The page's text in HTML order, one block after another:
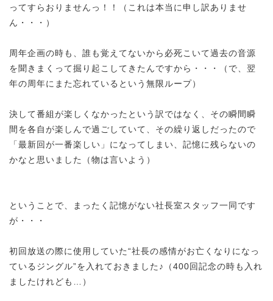
ってすらおりませんっ！！（これは本当に申し訳ありませ
ん・・・）
周年企画の時も、誰も覚えてないから必死こいて過去の音源
を聞きまくって掘り起こしてきたんですから・・・（で、翌
年の周年にまた忘れているという無限ループ）
決して番組が楽しくなかったという訳ではなく、その瞬間瞬
間を各自が楽しんで過ごしていて、その繰り返しだったので
「最新回が一番楽しい」になってしまい、記憶に残らないの
かなと思いました（物は言いよう）
ということで、まったく記憶がない社長室スタッフ一同です
が・・・
初回放送の際に使用していた“社長の感情がお亡くなりになっ
ているジングル”を入れておきました♪（400回記念の時も入れ
ましたけれども…）